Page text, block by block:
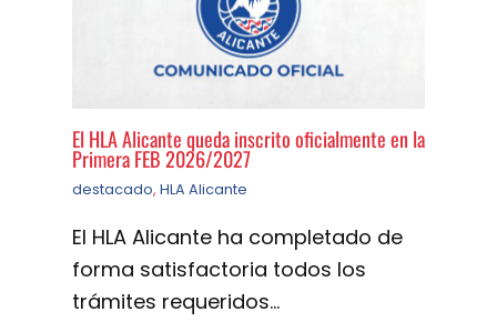
El HLA Alicante queda inscrito oficialmente en la
Primera FEB 2026/2027
destacado, HLA Alicante
El HLA Alicante ha completado de
forma satisfactoria todos los
trámites requeridos…